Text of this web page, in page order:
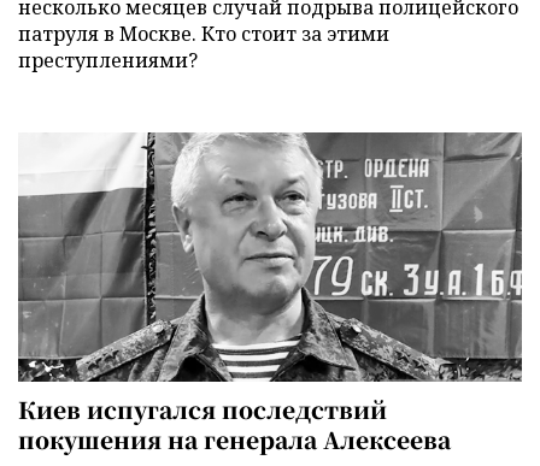
несколько месяцев случай подрыва полицейского
патруля в Москве. Кто стоит за этими
преступлениями?
Киев испугался последствий
покушения на генерала Алексеева